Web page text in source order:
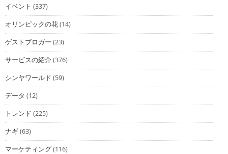
イベント (337)
オリンピックの花(14)
ゲストブロガー (23)
サービスの紹介(376)
シンヤワールド (59)
データ (12)
トレンド (225)
ナギ(63)
マーケティング(116)